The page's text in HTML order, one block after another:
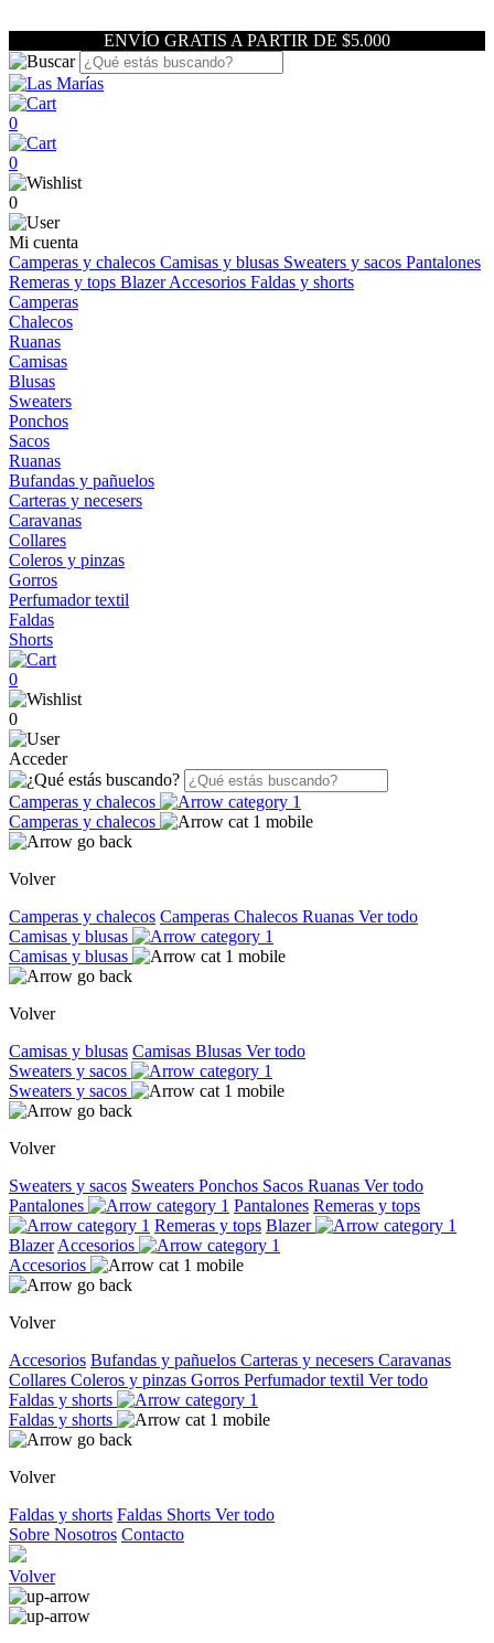
ENVÍO GRATIS A PARTIR DE $5.000
0
0
0
Mi cuenta
Camperas y chalecos Camisas y blusas Sweaters y sacos Pantalones
Remeras y tops BlazerAccesorios Faldas y shorts
Camperas
Chalecos
Ruanas
Camisas
Blusas
Sweaters
Ponchos
Sacos
Ruanas
Bufandas y pañuelos
Carteras y necesers
Caravanas
Collares
Coleros y pinzas
Gorros
Perfumador textil
Faldas
Shorts
0
0
Acceder
Camperas y chalecos
Camperas y chalecos
Volver
Camperas y chalecos Camperas Chalecos Ruanas Ver todo
Camisas y blusas
Camisas y blusas
Volver
Camisas y blusas Camisas Blusas Ver todo
Sweaters y sacos
Sweaters y sacos
Volver
Sweaters y sacos Sweaters Ponchos Sacos Ruanas Ver todo
Pantalones
Pantalones Remeras y tops
Remeras y tops Blazer
Blazer Accesorios
Accesorios
Volver
Accesorios Bufandas y pañuelos Carteras y necesers Caravanas
Collares Coleros y pinzas Gorros Perfumador textil Ver todo
Faldas y shorts
Faldas y shorts
Volver
Faldas y shorts Faldas Shorts Ver todo
Sobre Nosotros Contacto
Volver